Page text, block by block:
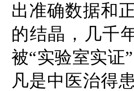
出准确数据和
的结晶，几千
被“实验室实证
凡是中医治得